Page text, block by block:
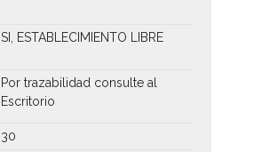
SI, ESTABLECIMIENTO LIBRE
Por trazabilidad consulte al
Escritorio
30